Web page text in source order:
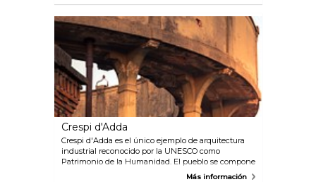
Maitino (convertida ahora en museo), la iglesia
parroquial, el Jardín de la Paz y la cripta.
Crespi d'Adda
Crespi d'Adda es el único ejemplo de arquitectura
industrial reconocido por la UNESCO como
Patrimonio de la Humanidad. El pueblo se compone
de una fábrica de algodón, el castillo del propietario,
Más información